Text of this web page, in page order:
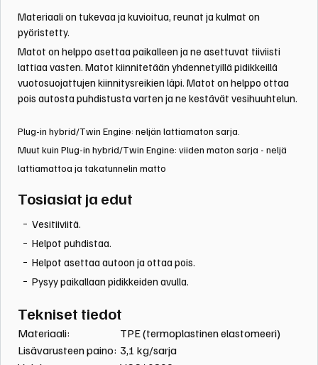
Materiaali on tukevaa ja kuvioitua, reunat ja kulmat on
pyöristetty.
Matot on helppo asettaa paikalleen ja ne asettuvat tiiviisti
lattiaa vasten. Matot kiinnitetään yhdennetyillä pidikkeillä
vuotosuojattujen kiinnitysreikien läpi. Matot on helppo ottaa
pois autosta puhdistusta varten ja ne kestävät vesihuuhtelun.
Plug-in hybrid/Twin Engine: neljän lattiamaton sarja.
Muut kuin Plug-in hybrid/Twin Engine: viiden maton sarja - neljä
lattiamattoa ja takatunnelin matto
Tosiasiat ja edut
Vesitiiviitä.
Helpot puhdistaa.
Helpot asettaa autoon ja ottaa pois.
Pysyy paikallaan pidikkeiden avulla.
Tekniset tiedot
Otsikko
1
Materiaali:
TPE (termoplastinen elastomeeri)
Lisävarusteen paino: 3,1 kg/sarja